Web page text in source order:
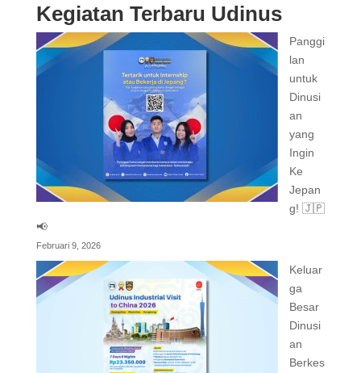
Kegiatan Terbaru Udinus
Panggi
lan
untuk
Dinusi
an
yang
Ingin
Ke
Jepan
g! 🇯🇵
📢
Februari 9, 2026
Keluar
ga
Besar
Dinusi
an
Berkes